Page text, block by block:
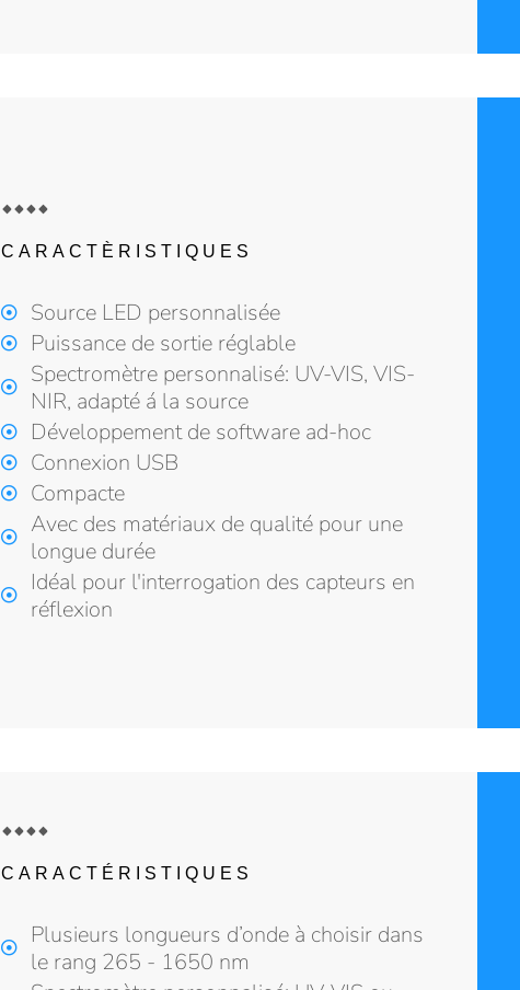
CARACTÈRISTIQUES
Source LED personnalisée
Puissance de sortie réglable
Spectromètre personnalisé: UV-VIS, VIS-
NIR, adapté á la source
Développement de software ad-hoc
Connexion USB
Compacte
Avec des matériaux de qualité pour une
longue durée
Idéal pour l'interrogation des capteurs en
réflexion
CARACTÉRISTIQUES
Plusieurs longueurs d’onde à choisir dans
le rang 265 - 1650 nm